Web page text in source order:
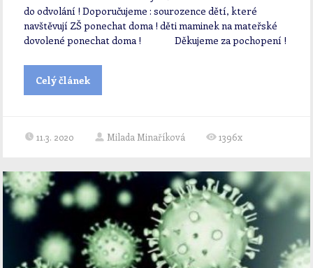
do odvolání ! Doporučujeme : sourozence dětí, které
navštěvují ZŠ ponechat doma ! děti maminek na mateřské
dovolené ponechat doma ! Děkujeme za pochopení !
Celý článek
11.3. 2020 Milada Minaříková 1396x